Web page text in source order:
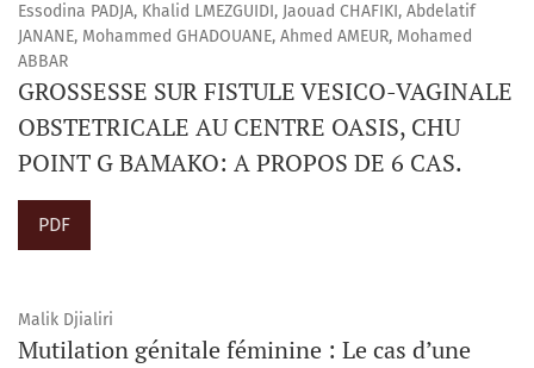
Essodina PADJA, Khalid LMEZGUIDI, Jaouad CHAFIKI, Abdelatif
JANANE, Mohammed GHADOUANE, Ahmed AMEUR, Mohamed
ABBAR
GROSSESSE SUR FISTULE VESICO-VAGINALE
OBSTETRICALE AU CENTRE OASIS, CHU
POINT G BAMAKO: A PROPOS DE 6 CAS.
PDF
Malik Djialiri
Mutilation génitale féminine : Le cas d’une